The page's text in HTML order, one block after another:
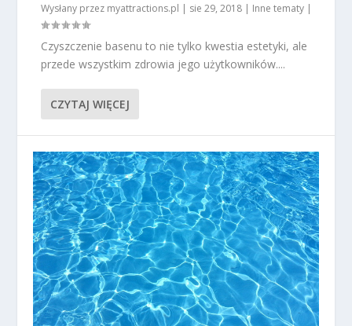
Wysłany przez myattractions.pl | sie 29, 2018 | Inne tematy |
Czyszczenie basenu to nie tylko kwestia estetyki, ale
przede wszystkim zdrowia jego użytkowników....
CZYTAJ WIĘCEJ